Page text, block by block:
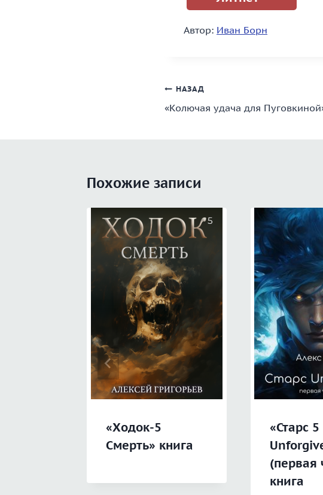
Автор: Иван Борн
Навигация
по
НАЗАД
«Колючая удача для
Похожие записи
«Ходок-5
Смерть» книга
«Старс 5
(первая
книга